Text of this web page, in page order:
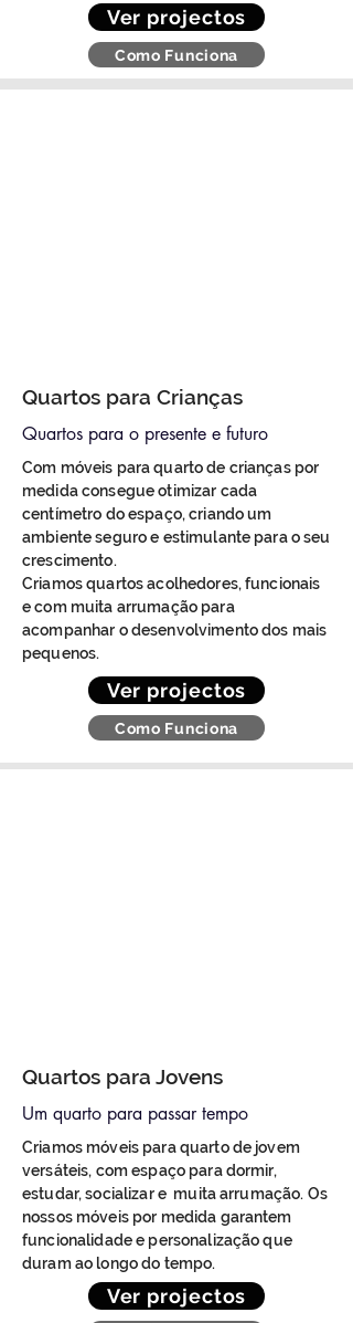
Ver projectos
Como Funciona
Quartos para Crianças
Quartos para o presente e futuro
Com móveis para quarto de crianças por
medida consegue otimizar cada
centímetro do espaço, criando um
ambiente seguro e estimulante para o seu
crescimento.
Criamos quartos acolhedores, funcionais
e com muita arrumação para
acompanhar o desenvolvimento dos mais
pequenos.
Ver projectos
Como Funciona
Quartos para Jovens
Um quarto para passar tempo
Criamos móveis para quarto de jovem
versáteis, com espaço para dormir,
estudar, socializar e muita arrumação. Os
nossos móveis por medida garantem
funcionalidade e personalização que
duram ao longo do tempo.
Ver projectos